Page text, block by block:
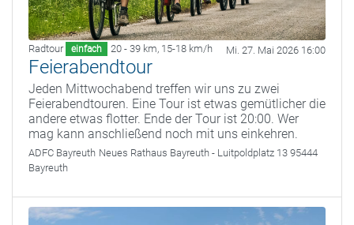
Radtour einfach 20 - 39 km, 15-18 km/h Mi. 27. Mai 2026 16:00
Feierabendtour
Jeden Mittwochabend treffen wir uns zu zwei
Feierabendtouren. Eine Tour ist etwas gemütlicher die
andere etwas flotter. Ende der Tour ist 20:00. Wer
mag kann anschließend noch mit uns einkehren.
ADFC Bayreuth Neues Rathaus Bayreuth - Luitpoldplatz 13 95444
Bayreuth